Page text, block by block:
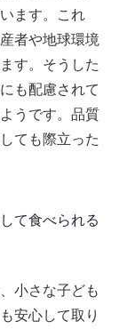
ます。これ
者や地球環境
す。そうした
も配慮されて
うです。品質
ても際立った
て食べられる
小さな子ども
安心して取り